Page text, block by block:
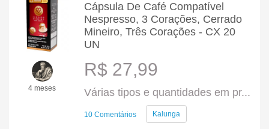
4 meses
Cápsula De Café Compatível
Nespresso, 3 Corações, Cerrado
Mineiro, Três Corações - CX 20
UN
R$ 27,99
Várias tipos e quantidades em pr...
10 Comentários Kalunga